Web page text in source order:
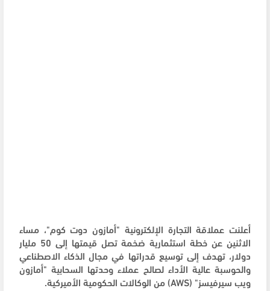
أعلنت عملاقة التجارة الإلكترونية "أمازون دوت كوم"، مساء
الاثنين عن خطة استثمارية ضخمة تصل قيمتها إلى 50 مليار
دولار، تهدف إلى توسيع قدراتها في مجال الذكاء الاصطناعي
والحوسبة عالية الأداء لصالح عملاء وحدتها السحابية "أمازون
ويب سيرفيسز" (AWS) من الوكالات الحكومية الأميركية.